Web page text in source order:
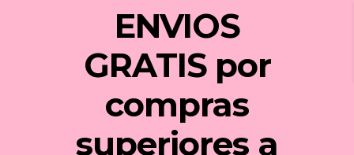
ENVIOS
GRATIS por
compras
superiores a